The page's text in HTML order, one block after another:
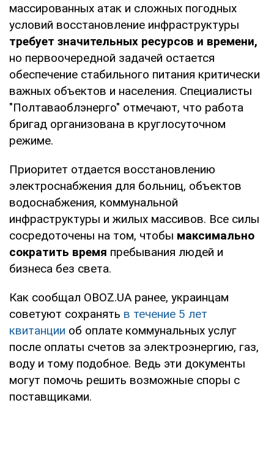
массированных атак и сложных погодных
условий восстановление инфраструктуры
требует значительных ресурсов и времени,
но первоочередной задачей остается
обеспечение стабильного питания критически
важных объектов и населения. Специалисты
"Полтаваоблэнерго" отмечают, что работа
бригад организована в круглосуточном
режиме.
Приоритет отдается восстановлению
электроснабжения для больниц, объектов
водоснабжения, коммунальной
инфраструктуры и жилых массивов. Все силы
сосредоточены на том, чтобы максимально
сократить время пребывания людей и
бизнеса без света.
Как сообщал OBOZ.UA ранее, украинцам
советуют сохранять в течение 5 лет
квитанции об оплате коммунальных услуг
после оплаты счетов за электроэнергию, газ,
воду и тому подобное. Ведь эти документы
могут помочь решить возможные споры с
поставщиками.